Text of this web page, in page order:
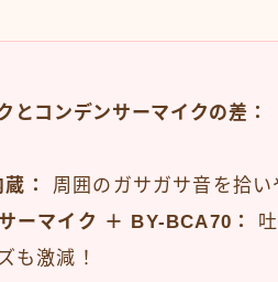
とコンデンサーマイクの差：
：
周囲のガサガサ音を拾い
ーマイク ＋ BY-BCA70：
も激減！